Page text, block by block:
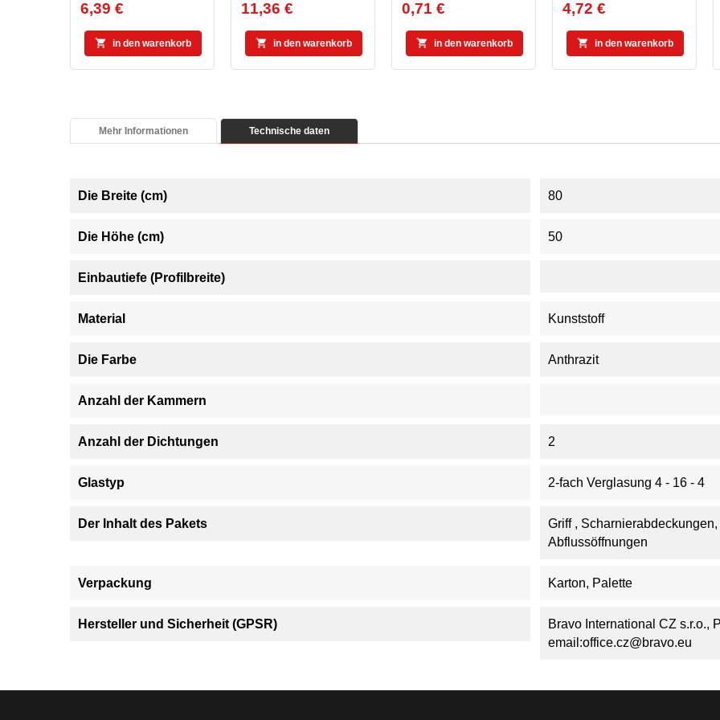
Preis
6,39 €
 in den warenkorb
Preis
11,36 €
 in den warenkorb
Preis
0,71 €
 in den warenkorb
Preis
4,72 €
 in den warenkorb
Mehr Informationen Technische daten
Die Breite (cm) 80
Die Höhe (cm) 50
Einbautiefe (Profilbreite)
Material Kunststoff
Die Farbe Anthrazit
Anzahl der Kammern
Anzahl der Dichtungen 2
Glastyp 2-fach Verglasung 4 - 16 - 4
Der Inhalt des Pakets
Griff ,
Abflussöffnungen
Verpackung Karton, Palette
Hersteller und Sicherheit (GPSR)
Bravo International CZ s.r.o.,
email:office.cz@bravo.eu